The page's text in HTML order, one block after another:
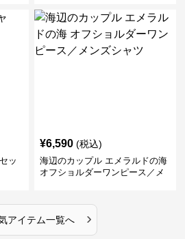
ッ
¥6,590 (税込)
海辺のカップル エメラルドの海
オフショルダーワンピース／メ
アイテム一覧へ ›